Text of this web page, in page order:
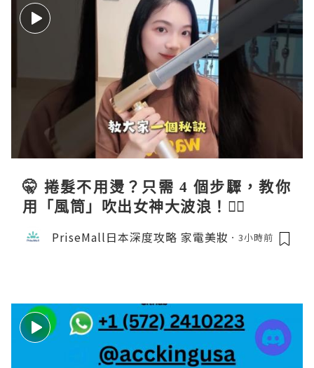
🤫 捲髮不用燙？只需 4 個步驟，教你
用「風筒」吹出女神大波浪！💇‍♀️
PriseMall日本深度攻略 家電美妝 3小時前